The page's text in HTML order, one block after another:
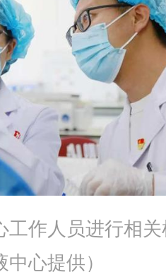
工作人员进行相
中心提供）